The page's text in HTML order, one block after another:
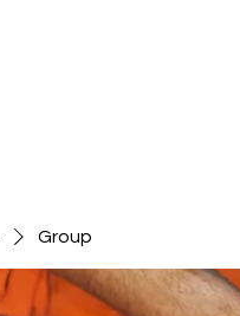
Group